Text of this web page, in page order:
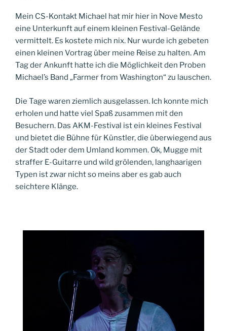
Mein CS-Kontakt Michael hat mir hier in Nove Mesto
eine Unterkunft auf einem kleinen Festival-Gelände
vermittelt. Es kostete mich nix. Nur wurde ich gebeten
einen kleinen Vortrag über meine Reise zu halten. Am
Tag der Ankunft hatte ich die Möglichkeit den Proben
Michael’s Band „Farmer from Washington“ zu lauschen.
Die Tage waren ziemlich ausgelassen. Ich konnte mich
erholen und hatte viel Spaß zusammen mit den
Besuchern. Das AKM-Festival ist ein kleines Festival
und bietet die Bühne für Künstler, die überwiegend aus
der Stadt oder dem Umland kommen. Ok, Mugge mit
straffer E-Guitarre und wild grölenden, langhaarigen
Typen ist zwar nicht so meins aber es gab auch
seichtere Klänge.